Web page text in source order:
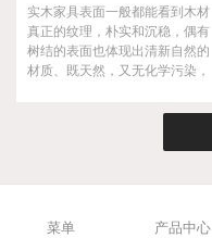
实木家具表面一般都能看到木材
真正的纹理，朴实和沉稳，偶有
树结的表面也体现出清新自然的
材质、既天然，又无化学污染，
现代都市人崇尚大自然的家具。
菜单 产品中心